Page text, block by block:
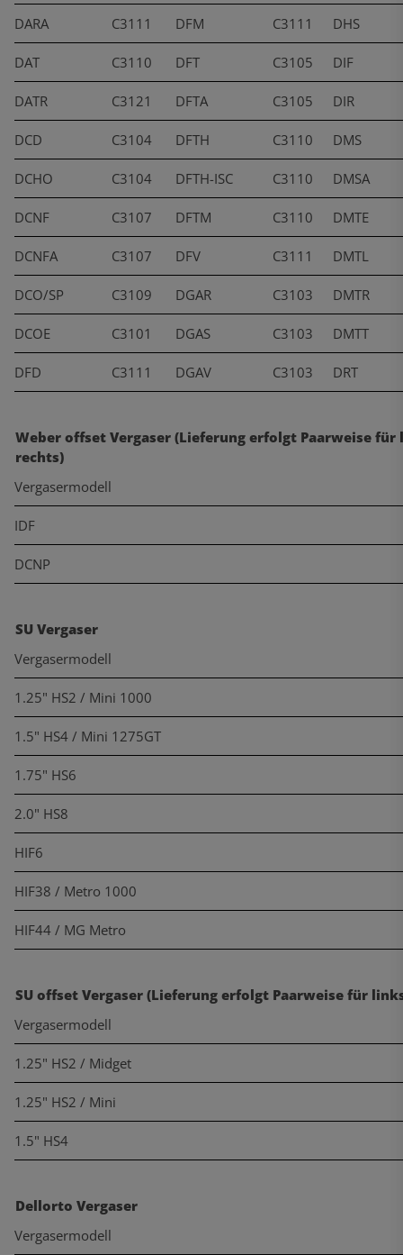
DARA C3111 DFM C3111 DHS
DAT C3110 DFT C3105 DIF
DATR C3121 DFTA C3105 DIR
DCD C3104 DFTH C3110 DMS
DCHO C3104 DFTH-ISC C3110 DMSA
DCNF C3107 DFTM C3110 DMTE
DCNFA C3107 DFV C3111 DMTL
DCO/SP C3109 DGAR C3103 DMTR
DCOE C3101 DGAS C3103 DMTT
DFD C3111 DGAV C3103 DRT
Weber offset Vergaser (Lieferung erfolgt Paarweise für
rechts)
Vergasermodell
IDF
DCNP
SU Vergaser
Vergasermodell
1.25" HS2 / Mini 1000
1.5" HS4 / Mini 1275GT
1.75" HS6
2.0" HS8
HIF6
HIF38 / Metro 1000
HIF44 / MG Metro
SU offset Vergaser (Lieferung erfolgt Paarweise für
Vergasermodell
1.25" HS2 / Midget
1.25" HS2 / Mini
1.5" HS4
Dellorto Vergaser
Vergasermodell